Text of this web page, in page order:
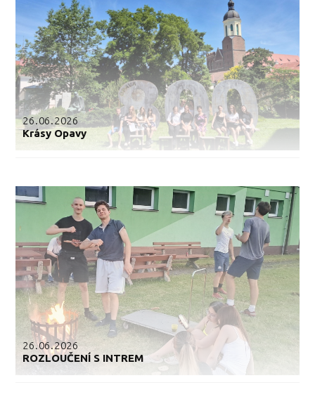
26.06.2026
Krásy Opavy
26.06.2026
ROZLOUČENÍ S INTREM